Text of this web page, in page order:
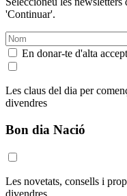
'Continuar'.
En donar-te d'alta
Les claus del dia per
divendres
Bon dia Nació
Les novetats, consells i
divendres